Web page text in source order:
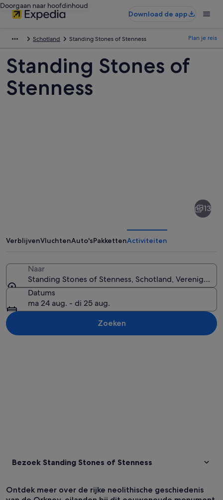
Doorgaan naar hoofdinhoud
Download de app
Schotland Standing Stones of Stenness Plan je reis
Standing Stones of
Stenness
Stenness
Een persoon staat in een grasveld
13
VerblijvenVluchtenAuto'sPakkettenActiviteiten
Naar
Standing Stones of Stenness, Schotland, Verenigd
Datums
ma 24 aug. - di 25 aug.
Zoeken
Bezoek Standing Stones of Stenness
Ontdek meer over de rijke neolithische geschiedenis